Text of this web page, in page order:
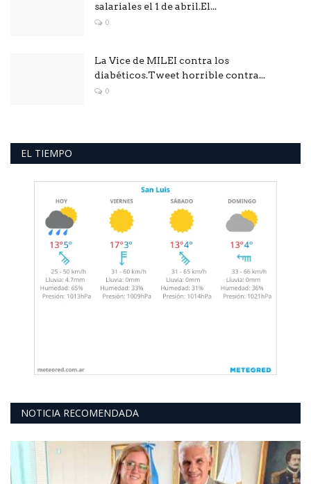
salariales el 1 de abril.El...
0
La Vice de MILEI contra los
diabéticos.Tweet horrible contra...
0
EL TIEMPO
NOTICIA RECOMENDADA